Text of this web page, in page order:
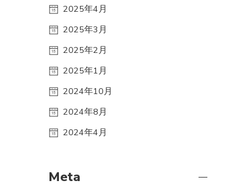
2025年4月
2025年3月
2025年2月
2025年1月
2024年10月
2024年8月
2024年4月
Meta